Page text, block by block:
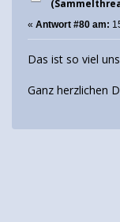
« Antwort #80 am:
Das ist so viel
Ganz herzlichen